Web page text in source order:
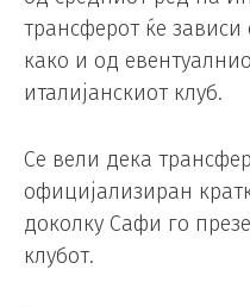
трансферот ќе
како и од
италијанскиот клуб.
Се вели дека
официјализиран
доколку Сафи го
клубот.